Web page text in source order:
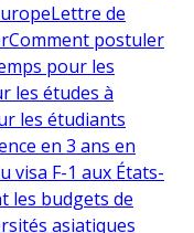
Lettre de
Comment postuler
pour les
les études à
les étudiants
en 3 ans en
visa F-1 aux États-
les budgets de
asiatiques